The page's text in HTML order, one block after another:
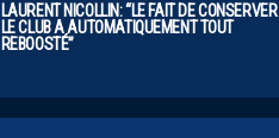
LAURENT NICOLLIN: “LE FAIT DE CONSERVER
LE CLUB A AUTOMATIQUEMENT TOUT
REBOOSTÉ”